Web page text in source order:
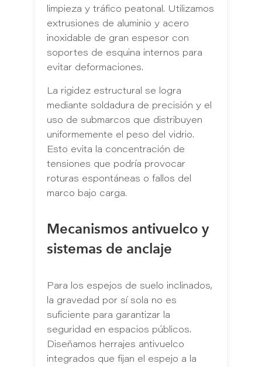
limpieza y tráfico peatonal. Utilizamos
extrusiones de aluminio y acero
inoxidable de gran espesor con
soportes de esquina internos para
evitar deformaciones.
La rigidez estructural se logra
mediante soldadura de precisión y el
uso de submarcos que distribuyen
uniformemente el peso del vidrio.
Esto evita la concentración de
tensiones que podría provocar
roturas espontáneas o fallos del
marco bajo carga.
Mecanismos antivuelco y
sistemas de anclaje
Para los espejos de suelo inclinados,
la gravedad por sí sola no es
suficiente para garantizar la
seguridad en espacios públicos.
Diseñamos herrajes antivuelco
integrados que fijan el espejo a la